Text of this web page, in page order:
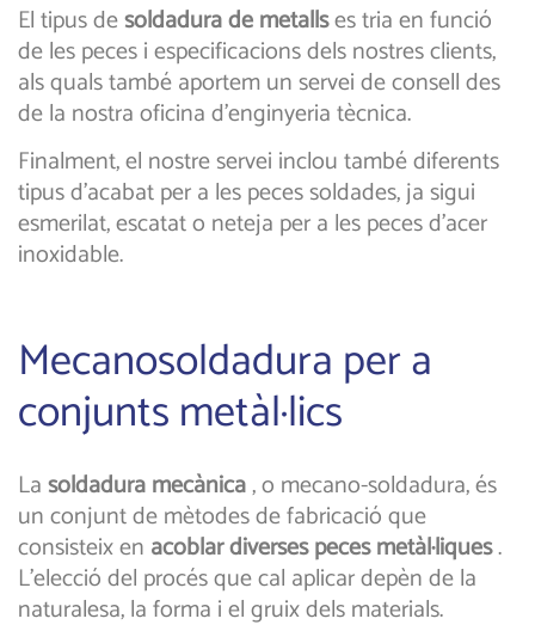
El tipus desoldadura de metallses tria en funció
de les peces i especificacions dels nostres clients,
als quals també aportem un servei de consell des
de la nostra oficina d’enginyeria tècnica.
Finalment, el nostre servei inclou també diferents
tipus d’acabat per a les peces soldades, ja sigui
esmerilat, escatat o neteja per a les peces d’acer
inoxidable.
Mecanosoldadura per a
conjunts metàl·lics
Lasoldadura mecànica, o mecano-soldadura, és
un conjunt de mètodes de fabricació que
consisteix en acoblar diverses peces metàl·liques.
L’elecció del procés que cal aplicar depèn de la
naturalesa, la forma i el gruix dels materials.